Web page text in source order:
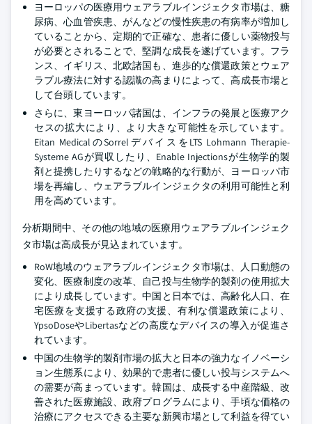
ヨーロッパの医療用ウェアラブルインジェクタ市場は、糖
尿病、心血管疾患、がんなどの慢性疾患の有病率が増加し
ていることから、定期的で正確な、患者に優しい薬物投与
が必要とされることで、堅調な成長を遂げています。フラ
ンス、イギリス、北欧諸国も、進歩的な償還政策とウェア
ラブル療法に対する認識の高まりによって、高成長市場と
して台頭しています。
さらに、東ヨーロッパ諸国は、インフラの発展と医療アク
セスの拡大により、より大きな可能性を示しています。
Eitan MedicalのSorrelデバイスをLTS Lohmann Therapie-
Systeme AGが買収したり、Enable Injectionsが生物学的製
剤と提携したりするなどの戦略的な行動が、ヨーロッパ市
場を再編し、ウェアラブルインジェクタの利用可能性と利
用を高めています。
分析期間中、その他の地域の医療用ウェアラブルインジェク
タ市場は高成長が見込まれています。
RoW地域のウェアラブルインジェクタ市場は、人口動態の
変化、医療制度の改革、自己投与生物学的製剤の使用拡大
により成長しています。中国と日本では、高齢化人口、在
宅医療を支援する政府の支援、有利な償還政策により、
YpsoDoseやLibertasなどの高度なデバイスの導入が促進さ
れています。
中国の生物学的製剤市場の拡大と日本の強力なイノベーシ
ョン生態系により、効果的で患者に優しい投与システムへ
の需要が高まっています。韓国は、成長する中産階級、改
善された医療施設、政府プログラムにより、手頃な価格の
治療にアクセスできる主要な新興市場として利益を得てい